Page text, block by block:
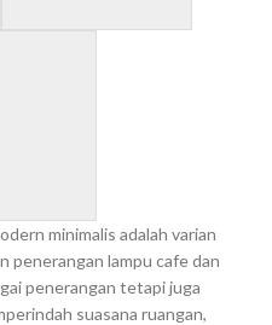
minimalis adalah varian
penerangan lampu cafe dan
penerangan tetapi juga
suasana ruangan,